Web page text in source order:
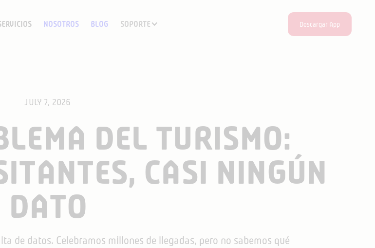
NOSOTROS BLOG SOPORTE Descargar App
JULY 7, 2026
DEL TURISMO:
CASI NINGÚN
DATO
de datos. Celebramos millones de llegadas, pero no sabemos qué